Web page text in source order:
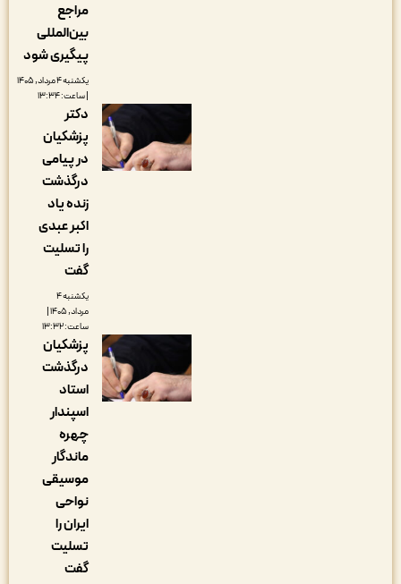
بین‌المللی
پیگیری شود
یکشنبه ۴ مرداد, ۱۴۰۵
دکتر
پزشکیان
در پیامی
درگذشت
زنده یاد
اکبر عبدی
را تسلیت
مرداد, ۱۴۰۵ |
پزشکیان
درگذشت
استاد
موسیقی